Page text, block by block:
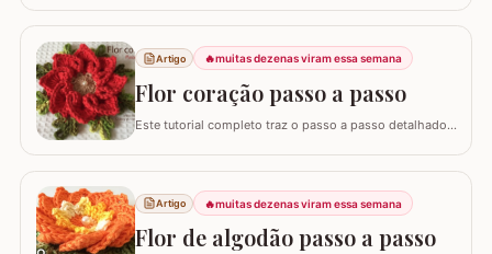
uma criação belíssima da artesã Shirley Lucimar, que
gentilmente compartilhou seu…
Artigo 🔥muitas dezenas viram essa semana
Flor coração passo a passo
Este tutorial completo traz o passo a passo detalhado
8 pétalas, garantindo um formato mais cheio e
arredondado, ideal para tapetes, mantas e…
Artigo 🔥muitas dezenas viram essa semana
Flor de algodão passo a passo